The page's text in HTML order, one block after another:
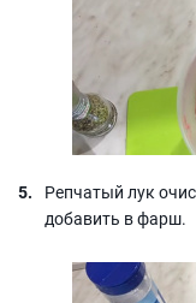
Репчатый лук
добавить в фарш.